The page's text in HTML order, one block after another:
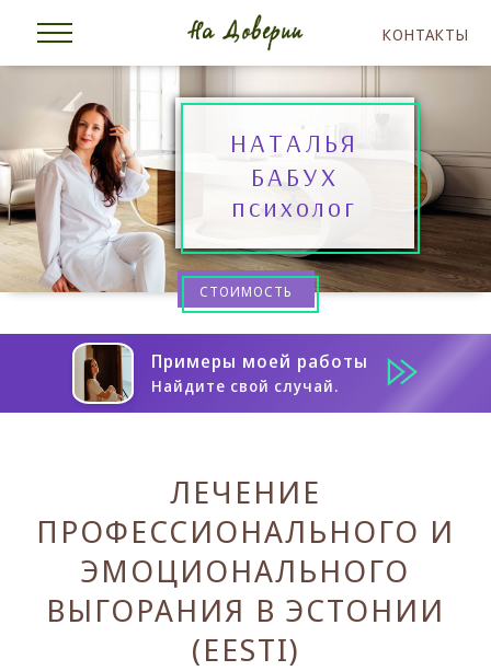
КОНТАКТЫ
НАТАЛЬЯ
БАБУХ
психолог
СТОИМОСТЬ
Примеры моей работы
Найдите свой случай.
ЛЕЧЕНИЕ
ПРОФЕССИОНАЛЬНОГО И
ЭМОЦИОНАЛЬНОГО
ВЫГОРАНИЯ В ЭСТОНИИ
(EESTI)